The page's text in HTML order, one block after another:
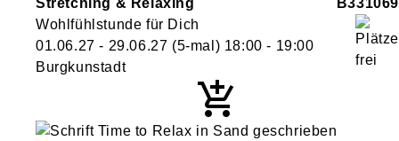
Stretching & Relaxing
B331069
Wohlfühlstunde für Dich
01.06.27 - 29.06.27 (5-mal) 18:00 - 19:00
Burgkunstadt